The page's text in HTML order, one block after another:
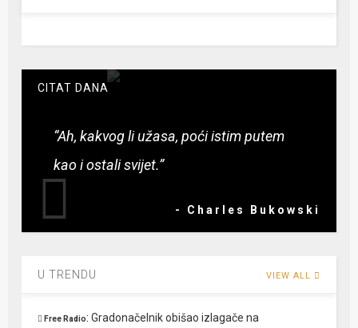
CITAT DANA
“Ah, kakvog li užasa, poći istim putem
kao i ostali svijet.”
- Charles Bukowski
U TRENDU VIEW ALL
Free Radio:Gradonačelnik obišao izlagače na